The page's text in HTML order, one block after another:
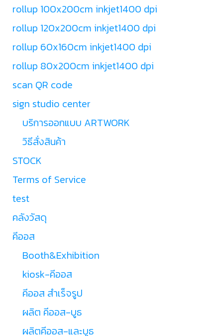
rollup 100x200cm inkjet1400 dpi
rollup 120x200cm inkjet1400 dpi
rollup 60x160cm inkjet1400 dpi
rollup 80x200cm inkjet1400 dpi
scan QR code
sign studio center
บริการออกแบบ ARTWORK
วิธีสั่งสินค้า
STOCK
Terms of Service
test
คลังวัสดุ
คีออส
Booth&Exhibition
kiosk-คีออส
คีออส สำเร็จรูป
ผลิต คีออส-บูธ
ผลิตคีออส-และบูธ